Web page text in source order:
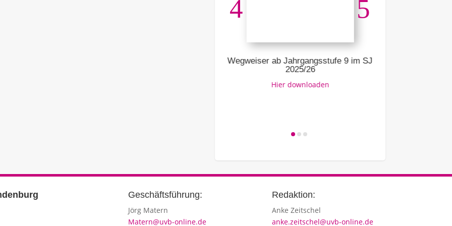
Wegweiser ab Jahrgangsstufe 9 im SJ
2025/26
Hier downloaden
Geschäftsführung:
Jörg Matern
Matern@uvb-online.de
Redaktion:
Anke Zeitschel
anke.zeitschel@uvb-online.de